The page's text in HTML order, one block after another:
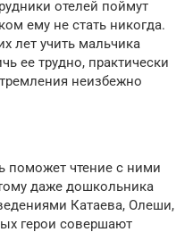
отелей поймут
ему не стать никогда.
лет учить мальчика
ее трудно, практически
неизбежно
поможет чтение с ними
даже дошкольника
Катаева, Олеши,
герои совершают